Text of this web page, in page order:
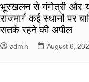
भूस्खलन से गंगोत्री और
राजमार्ग कई स्थानों पर
सतर्क रहने की अपील
admin August 6,